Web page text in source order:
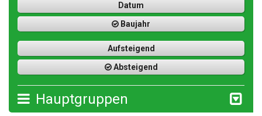
Datum
Baujahr
Aufsteigend
Absteigend
Hauptgruppen